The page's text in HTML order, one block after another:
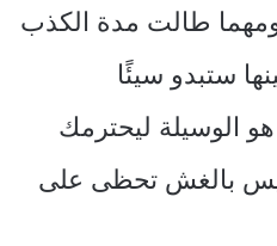
طالت مدة الكذب
ستبدو سيئًا
هو الوسيلة ليحترمك
بالغش تحظى على